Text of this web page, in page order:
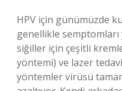
HPV için günümüzde
genellikle
siğiller için çeşitli
yöntemi) ve lazer
yöntemler virüsü